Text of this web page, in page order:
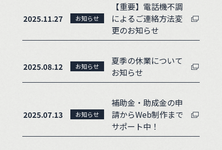
2025.11.27 お知らせ
【重要】電話機不調
によるご連絡方法変
更のお知らせ
2025.08.12 お知らせ
夏季の休業について
お知らせ
2025.07.13 お知らせ
補助金・助成金の申
請からWeb制作まで
サポート中！